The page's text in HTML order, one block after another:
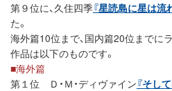
第９位に、久住四季『星読島に星は流
た。
海外篇10位まで、国内篇20位までに
作品は以下のものです。
■海外篇
第１位 Ｄ・Ｍ・ディヴァイン『そし